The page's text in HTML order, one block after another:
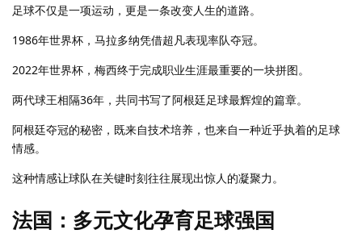
足球不仅是一项运动，更是一条改变人生的道路。
1986年世界杯，马拉多纳凭借超凡表现率队夺冠。
2022年世界杯，梅西终于完成职业生涯最重要的一块拼图。
两代球王相隔36年，共同书写了阿根廷足球最辉煌的篇章。
阿根廷夺冠的秘密，既来自技术培养，也来自一种近乎执着的足球
情感。
这种情感让球队在关键时刻往往展现出惊人的凝聚力。
法国：多元文化孕育足球强国